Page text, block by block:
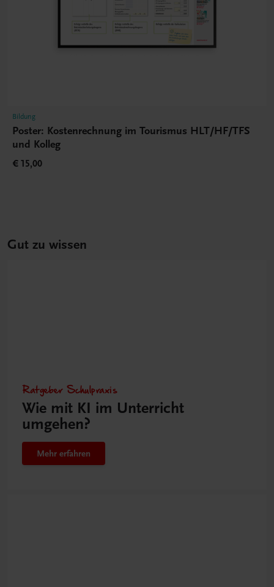
Bildung
Poster: Kostenrechnung im Tourismus HLT/HF/TFS
und Kolleg
€ 15,00
Gut zu wissen
Ratgeber Schulpraxis
Wie mit KI im Unterricht
umgehen?
Mehr erfahren